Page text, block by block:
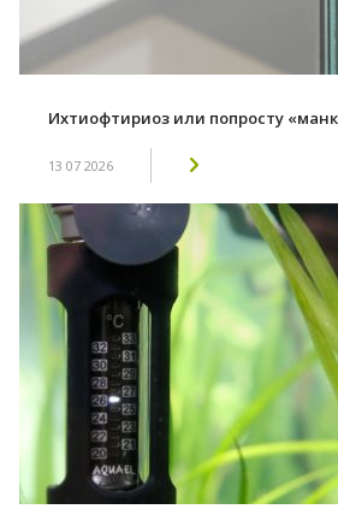
Ихтиофтириоз или попросту
13 07 2026